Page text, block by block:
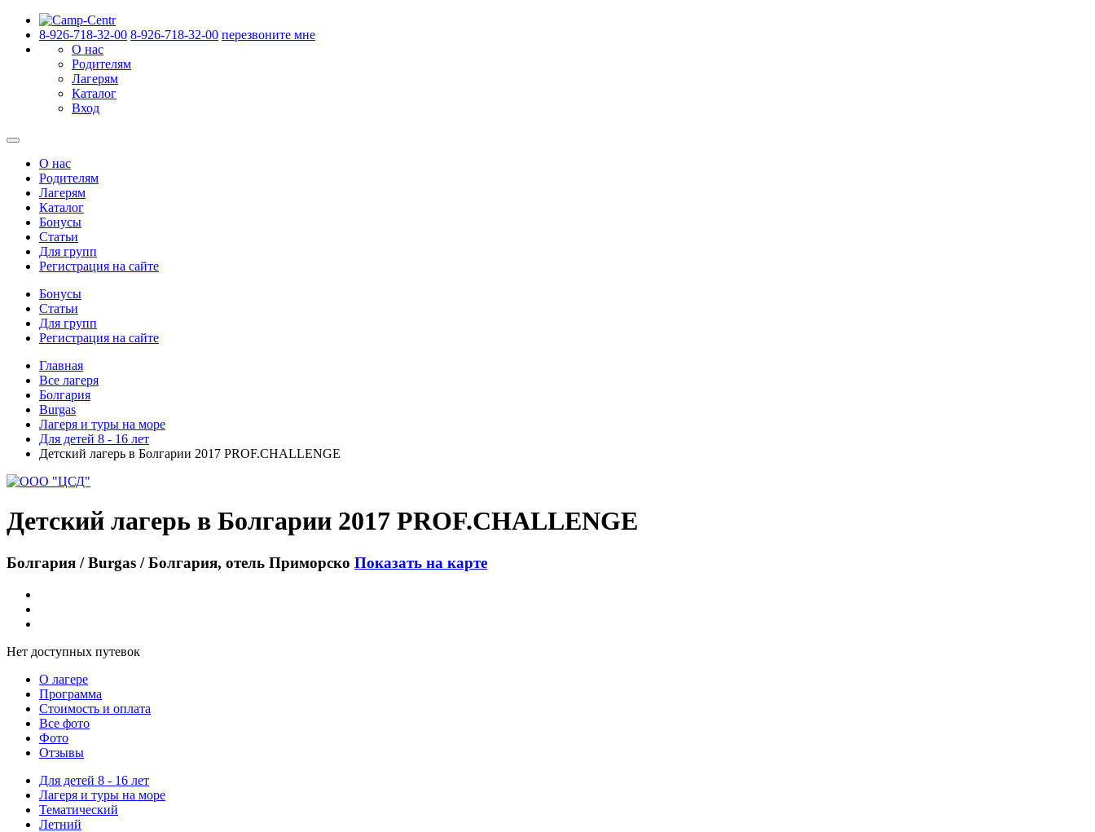
8-926-718-32-00 8-926-718-32-00 перезвоните мне
О нас
Родителям
Лагерям
Каталог
Вход
О нас
Родителям
Лагерям
Каталог
Бонусы
Статьи
Для групп
Регистрация на сайте
Бонусы
Статьи
Для групп
Регистрация на сайте
Главная
Все лагеря
Болгария
Burgas
Лагеря и туры на море
Для детей 8 - 16 лет
Детский лагерь в Болгарии 2017 PROF.CHALLENGE
Детский лагерь в Болгарии 2017 PROF.CHALLENGE
Болгария / Burgas / Болгария, отель Приморско Показать на карте
Нет доступных путевок
О лагере
Программа
Стоимость и оплата
Все фото
Фото
Отзывы
Для детей 8 - 16 лет
Лагеря и туры на море
Тематический
Летний